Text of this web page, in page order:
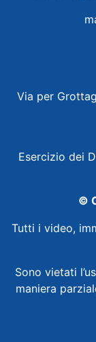
Via per
Esercizio dei
©
Tutti i video,
Sono vietati
maniera